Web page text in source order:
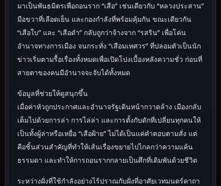
มาเป็นพันธมิตรเพื่อถอนราก “เสือ” เช่นเดียวกับ “หลวงประสาน”
มือขวาที่เลือดเย็น และกองกำลังที่พร้อมคุ้มกัน ขณะเดียวกัน
“เสือใบ” และ “เสือดำ” กลับถูกว่าจ้างจาก “รสริน” เพื่อโค่น
อำนาจทางการเมือง จนกระทั่ง “เสือมเหศวร” ที่ปลอมตัวเป็นนัก
ข่าวเริ่มตามรื้อเรื่องทั้งหมดเพื่อเปิดโปงเบื้องหลังความชั่ว ก่อนที่
สายตาของคนมีอำนาจจะจับได้ทั้งหมด
ข้อมูลที่ช่วยให้ดูสนุกขึ้น
เมื่อค่าหัวถูกประกาศและอำนาจรัฐเดินหน้ากวาดล้าง เมืองกลับ
เต็มไปด้วยการล่า การไล่ล่า และการตั้งกับดักที่เปลี่ยนทุกคนให้
เป็นทั้งผู้ล่าหรือเหยื่อ “เสือฝ้าย” ไม่ได้เป็นแค่คำตอบตามสั่ง แต่
คือชิ้นส่วนสำคัญที่ทำให้เส้นเรื่องขยายไปไกลกว่าความแค้น
ธรรมดา และทำให้การถอนรากกลายเป็นศึกที่เดิมพันด้วยชีวิต
ระหว่างฝั่งที่ใช้กำลังอย่างไร้ปราณกับฝั่งที่อาศัยเวทมนตร์คาถา